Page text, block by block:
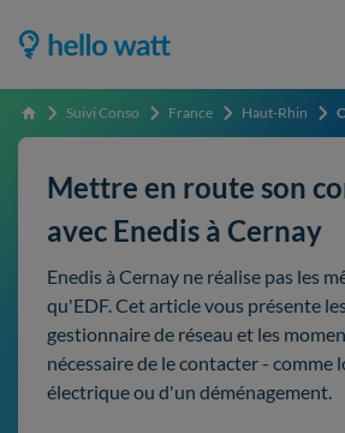
Accueil Suivi Conso France Haut-Rhin
Mettre en route son
avec Enedis à Cernay
Enedis à Cernay ne réalise pas les
qu'EDF. Cet article vous présente
gestionnaire de réseau et les
nécessaire de le contacter - comme
électrique ou d'un déménagement.